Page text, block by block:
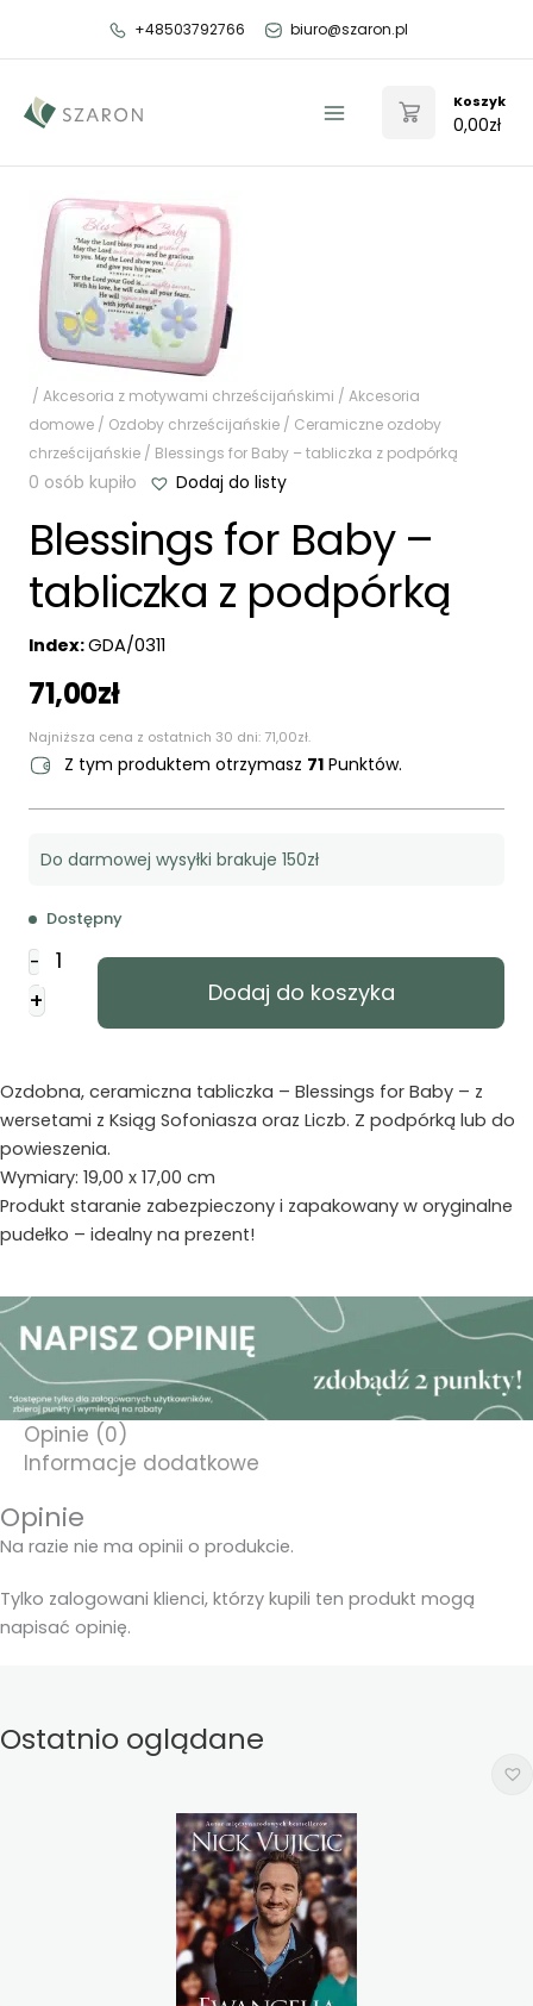
+48503792766 biuro@szaron.pl
Menu
Koszyk
0,00zł
/ Akcesoria z motywami chrześcijańskimi / Akcesoria
domowe / Ozdoby chrześcijańskie / Ceramiczne ozdoby
chrześcijańskie / Blessings for Baby – tabliczka z podpórką
0 osób kupiło Dodaj do listy
Blessings for Baby –
tabliczka z podpórką
Index:GDA/0311
71,00zł
Najniższa cena z ostatnich 30 dni: 71,00zł.
Z tym produktem otrzymasz 71 Punktów.
Do darmowej wysyłki brakuje 150zł
Dostępny
-
ilość
Blessings
for
tabliczka
z
podpórką
+ Dodaj do koszyka
Ozdobna, ceramiczna tabliczka – Blessings for Baby – z
wersetami z Ksiąg Sofoniasza oraz Liczb. Z podpórką lub do
powieszenia.
Wymiary: 19,00 x 17,00 cm
Produkt staranie zabezpieczony i zapakowany w oryginalne
pudełko – idealny na prezent!
Opinie (0)
Informacje dodatkowe
Opinie
Na razie nie ma opinii o produkcie.
Tylko zalogowani klienci, którzy kupili ten produkt mogą
napisać opinię.
Ostatnio oglądane